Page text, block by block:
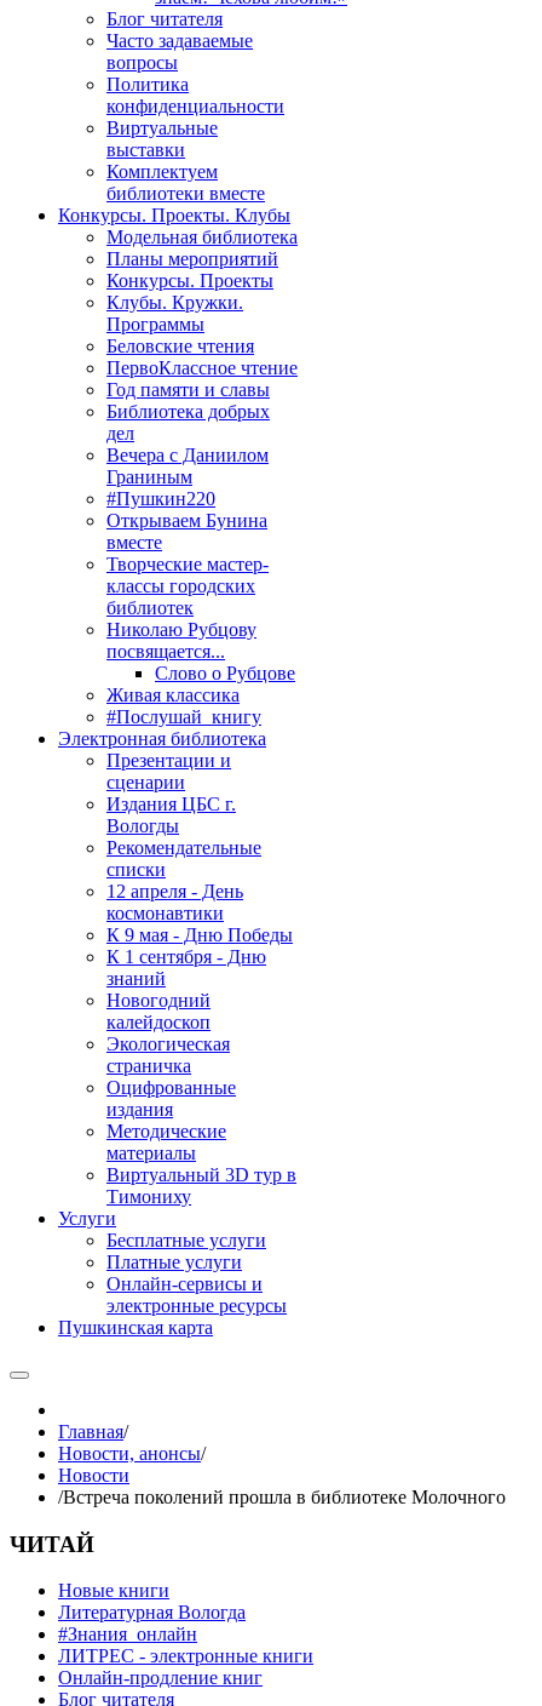
Блог читателя
Часто задаваемые
вопросы
Политика
конфиденциальности
Виртуальные
выставки
Комплектуем
библиотеки вместе
Конкурсы. Проекты. Клубы
Модельная библиотека
Планы мероприятий
Конкурсы. Проекты
Клубы. Кружки.
Программы
Беловские чтения
ПервоКлассное чтение
Год памяти и славы
Библиотека добрых
дел
Вечера с Даниилом
Граниным
#Пушкин220
Открываем Бунина
вместе
Творческие мастер-
классы городских
библиотек
Николаю Рубцову
посвящается...
Слово о Рубцове
Живая классика
#Послушай_книгу
Электронная библиотека
Презентации и
сценарии
Издания ЦБС г.
Вологды
Рекомендательные
списки
12 апреля - День
космонавтики
К 9 мая - Дню Победы
К 1 сентября - Дню
знаний
Новогодний
калейдоскоп
Экологическая
страничка
Оцифрованные
издания
Методические
материалы
Виртуальный 3D тур в
Тимониху
Услуги
Бесплатные услуги
Платные услуги
Онлайн-сервисы и
электронные ресурсы
Пушкинская карта
Главная/
Новости, анонсы/
Новости
/Встреча поколений прошла в библиотеке Молочного
ЧИТАЙ
Новые книги
Литературная Вологда
#Знания_онлайн
ЛИТРЕС - электронные книги
Онлайн-продление книг
Блог читателя